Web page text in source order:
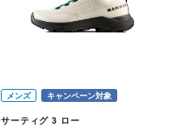
メンズ キャンペーン対象
サーティグ 3 ロー